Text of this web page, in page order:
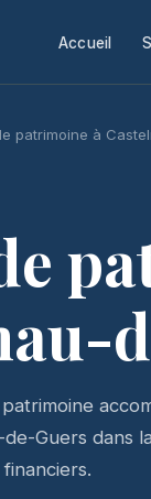
Accueil
patrimoine à
Guers dans